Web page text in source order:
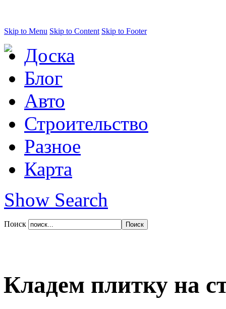
Skip to Menu Skip to Content Skip to Footer
Доска
Блог
Авто
Строительство
Разное
Карта
Show Search
Поиск
Кладем плитку на